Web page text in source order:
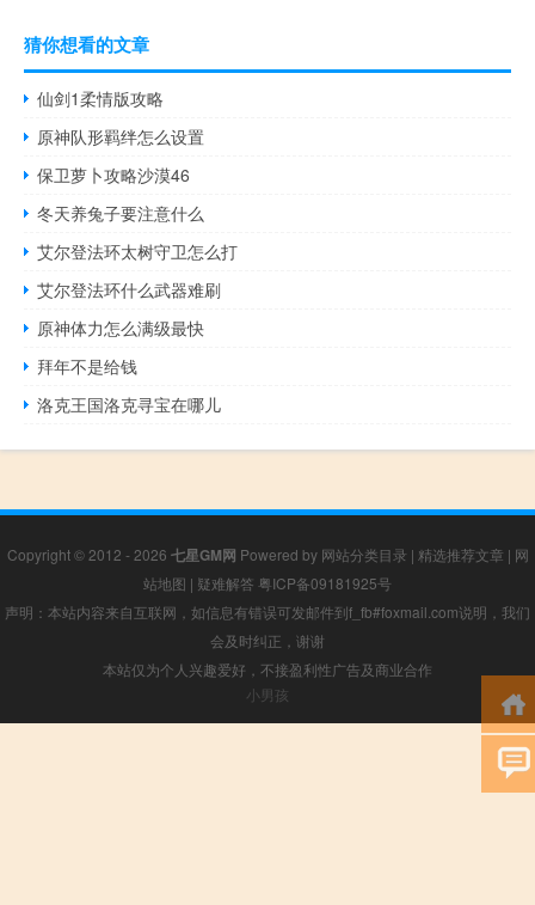
猜你想看的文章
仙剑1柔情版攻略
原神队形羁绊怎么设置
保卫萝卜攻略沙漠46
冬天养兔子要注意什么
艾尔登法环太树守卫怎么打
艾尔登法环什么武器难刷
原神体力怎么满级最快
拜年不是给钱
洛克王国洛克寻宝在哪儿
Copyright © 2012 - 2026 七星GM网 Powered by 网站分类目录 | 精选推荐文章 | 网
站地图 | 疑难解答 粤ICP备09181925号
声明：本站内容来自互联网，如信息有错误可发邮件到f_fb#foxmail.com说明，我们
会及时纠正，谢谢
本站仅为个人兴趣爱好，不接盈利性广告及商业合作
小男孩